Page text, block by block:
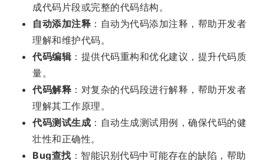
成代码片段或完整的代码结构。
自动添加注释 ：自动为代码添加注释，帮助开发者
理解和维护代码。
代码编辑：提供代码重构和优化建议，提升代码质
量。
代码解释 ：对复杂的代码段进行解释，帮助开发者
理解其工作原理。
代码测试生成 ：自动生成测试用例，确保代码的健
壮性和正确性。
Bug查找 ：智能识别代码中可能存在的缺陷，帮助